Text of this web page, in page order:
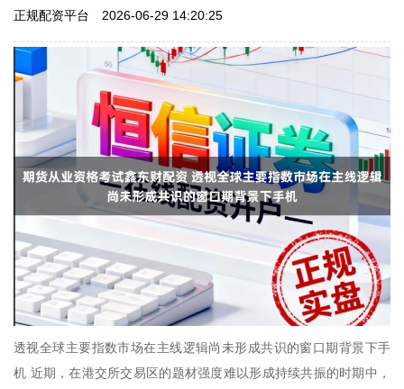
正规配资平台 2026-06-29 14:20:25
透视全球主要指数市场在主线逻辑尚未形成共识的窗口期背景下手
机 近期，在港交所交易区的题材强度难以形成持续共振的时期中，